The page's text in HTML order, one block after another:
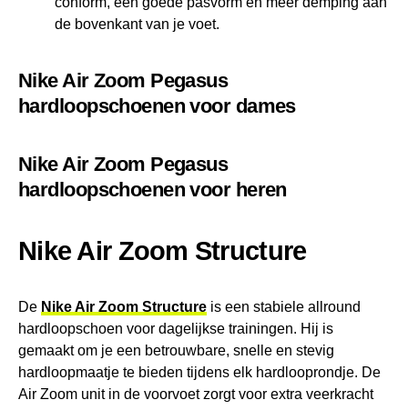
de bovenkant van je voet.
Nike Air Zoom Pegasus
hardloopschoenen voor dames
Nike Air Zoom Pegasus
hardloopschoenen voor heren
Nike Air Zoom Structure
De Nike Air Zoom Structure is een stabiele allround
hardloopschoen voor dagelijkse trainingen. Hij is
gemaakt om je een betrouwbare, snelle en stevig
hardloopmaatje te bieden tijdens elk hardlooprondje. De
Air Zoom unit in de voorvoet zorgt voor extra veerkracht